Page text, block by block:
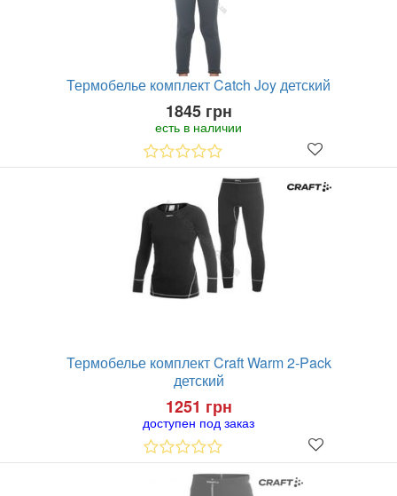
Термобелье комплект Catch Joy детский
1845 грн
есть в наличии
Термобелье комплект Craft Warm 2-Pack
детский
1251 грн
доступен под заказ